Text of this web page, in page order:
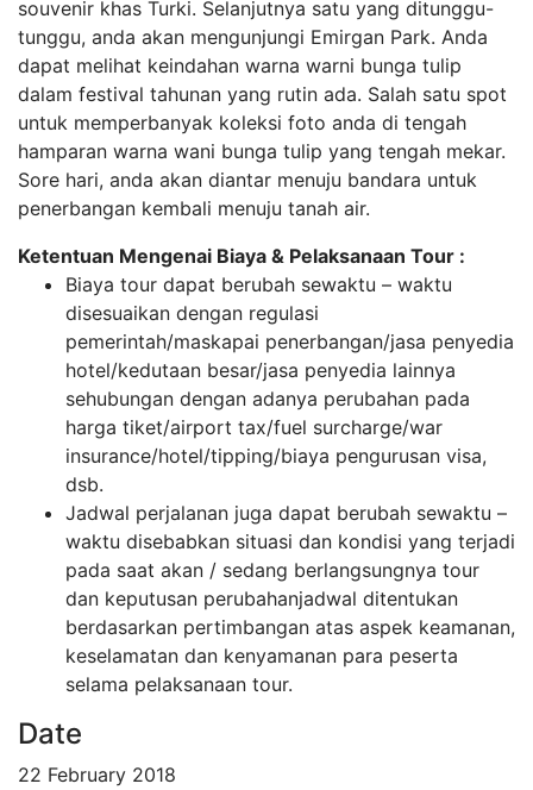
souvenir khas Turki. Selanjutnya satu yang ditunggu-
tunggu, anda akan mengunjungi Emirgan Park. Anda
dapat melihat keindahan warna warni bunga tulip
dalam festival tahunan yang rutin ada. Salah satu spot
untuk memperbanyak koleksi foto anda di tengah
hamparan warna wani bunga tulip yang tengah mekar.
Sore hari, anda akan diantar menuju bandara untuk
penerbangan kembali menuju tanah air.
Ketentuan Mengenai Biaya & Pelaksanaan Tour :
Biaya tour dapat berubah sewaktu – waktu
disesuaikan dengan regulasi
pemerintah/maskapai penerbangan/jasa penyedia
hotel/kedutaan besar/jasa penyedia lainnya
sehubungan dengan adanya perubahan pada
harga tiket/airport tax/fuel surcharge/war
insurance/hotel/tipping/biaya pengurusan visa,
dsb.
Jadwal perjalanan juga dapat berubah sewaktu –
waktu disebabkan situasi dan kondisi yang terjadi
pada saat akan / sedang berlangsungnya tour
dan keputusan perubahanjadwal ditentukan
berdasarkan pertimbangan atas aspek keamanan,
keselamatan dan kenyamanan para peserta
selama pelaksanaan tour.
Date
22 February 2018